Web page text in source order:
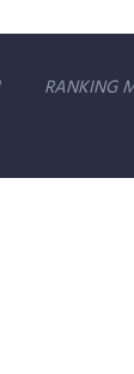
RANKING